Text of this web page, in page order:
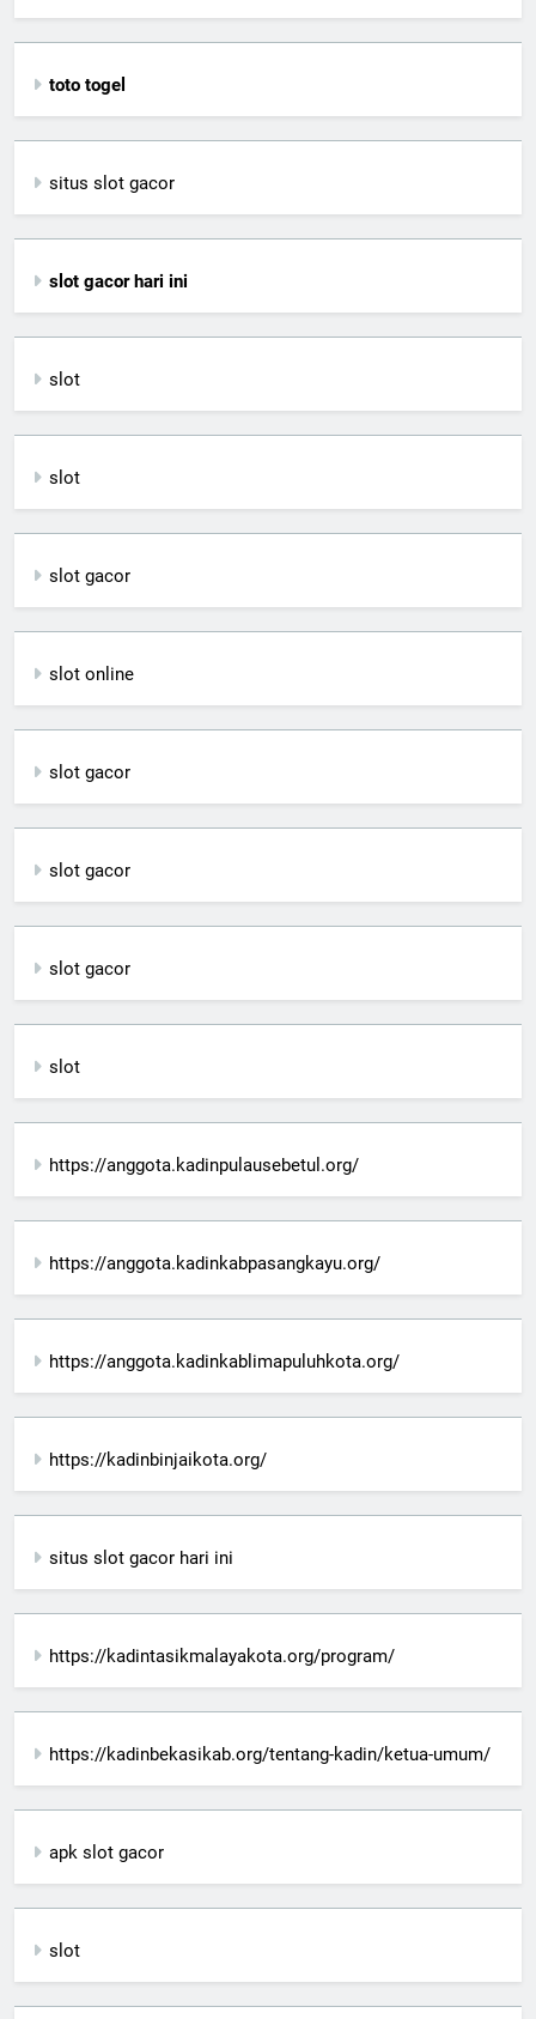
toto togel
situs slot gacor
slot gacor hari ini
slot
slot
slot gacor
slot online
slot gacor
slot gacor
slot gacor
slot
https://anggota.kadinpulausebetul.org/
https://anggota.kadinkabpasangkayu.org/
https://anggota.kadinkablimapuluhkota.org/
https://kadinbinjaikota.org/
situs slot gacor hari ini
https://kadintasikmalayakota.org/program/
https://kadinbekasikab.org/tentang-kadin/ketua-umum/
apk slot gacor
slot